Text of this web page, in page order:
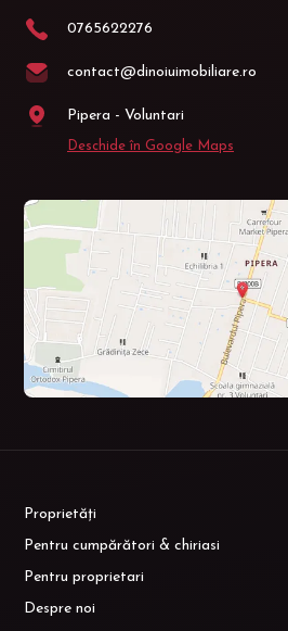
0765622276
contact@dinoiuimobiliare.ro
Pipera - Voluntari
Deschide în Google Maps
Proprietăți
Pentru cumpărători & chiriasi
Pentru proprietari
Despre noi